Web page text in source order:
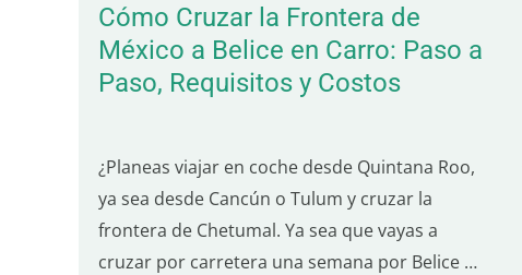
Cómo Cruzar la Frontera de
México a Belice en Carro: Paso a
Paso, Requisitos y Costos
¿Planeas viajar en coche desde Quintana Roo,
ya sea desde Cancún o Tulum y cruzar la
frontera de Chetumal. Ya sea que vayas a
cruzar por carretera una semana por Belice o